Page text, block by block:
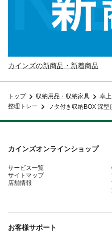
カインズの新商品・新着商品
トップ 収納用品・収納家具
卓
整理トレー
フタ付き収納BOX 深型
カインズオンラインショップ
サービス一覧
サイトマップ
店舗情報
お客様サポート